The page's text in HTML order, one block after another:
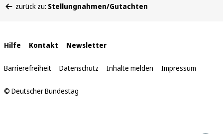
befinden
zurück zu: Stellungnahmen/Gutachten
Interne
Links
Hilfe Kontakt Newsletter
Barrierefreiheit Datenschutz Inhalte melden Impressum
© Deutscher Bundestag